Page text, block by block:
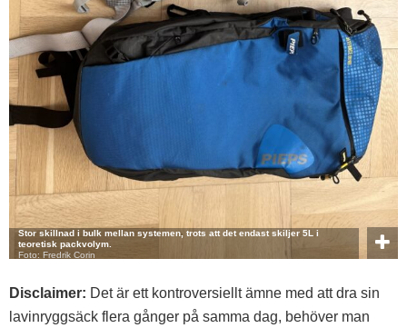
Stor skillnad i bulk mellan systemen, trots att det endast skiljer 5L i
teoretisk packvolym.
Foto: Fredrik Corin
Disclaimer: Det är ett kontroversiellt ämne med att dra sin
lavinryggsäck flera gånger på samma dag, behöver man